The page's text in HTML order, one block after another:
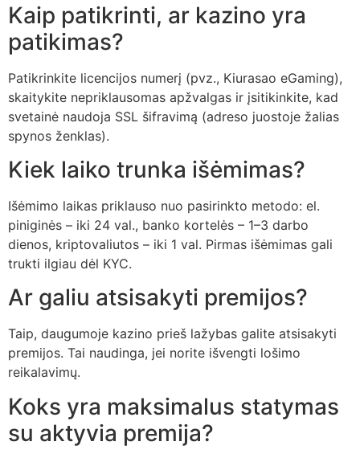
Kaip patikrinti, ar kazino yra
patikimas?
Patikrinkite licencijos numerį (pvz., Kiurasao eGaming),
skaitykite nepriklausomas apžvalgas ir įsitikinkite, kad
svetainė naudoja SSL šifravimą (adreso juostoje žalias
spynos ženklas).
Kiek laiko trunka išėmimas?
Išėmimo laikas priklauso nuo pasirinkto metodo: el.
piniginės – iki 24 val., banko kortelės – 1–3 darbo
dienos, kriptovaliutos – iki 1 val. Pirmas išėmimas gali
trukti ilgiau dėl KYC.
Ar galiu atsisakyti premijos?
Taip, daugumoje kazino prieš lažybas galite atsisakyti
premijos. Tai naudinga, jei norite išvengti lošimo
reikalavimų.
Koks yra maksimalus statymas
su aktyvia premija?